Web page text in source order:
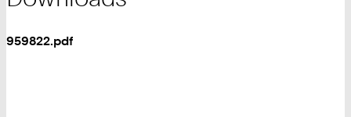
959822.pdf